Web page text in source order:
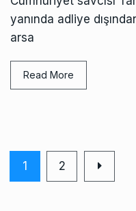
yanında adliye
arsa
Read More
1 2